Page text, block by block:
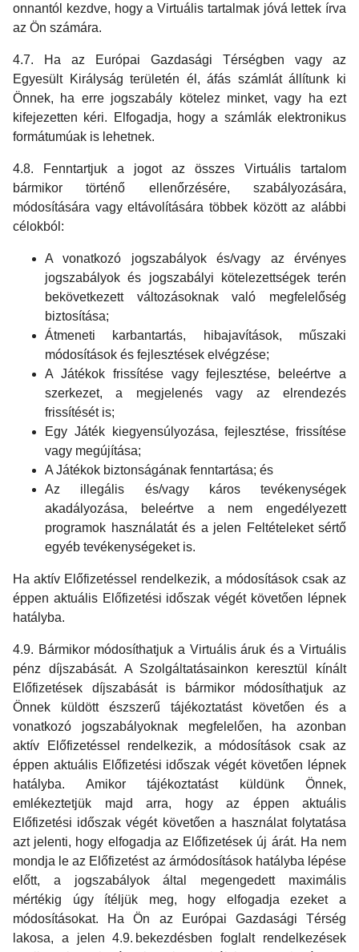
onnantól kezdve, hogy a Virtuális tartalmak jóvá lettek írva
az Ön számára.
4.7. Ha az Európai Gazdasági Térségben vagy az
Egyesült Királyság területén él, áfás számlát állítunk ki
Önnek, ha erre jogszabály kötelez minket, vagy ha ezt
kifejezetten kéri. Elfogadja, hogy a számlák elektronikus
formátumúak is lehetnek.
4.8. Fenntartjuk a jogot az összes Virtuális tartalom
bármikor történő ellenőrzésére, szabályozására,
módosítására vagy eltávolítására többek között az alábbi
célokból:
A vonatkozó jogszabályok és/vagy az érvényes
jogszabályok és jogszabályi kötelezettségek terén
bekövetkezett változásoknak való megfelelőség
biztosítása;
Átmeneti karbantartás, hibajavítások, műszaki
módosítások és fejlesztések elvégzése;
A Játékok frissítése vagy fejlesztése, beleértve a
szerkezet, a megjelenés vagy az elrendezés
frissítését is;
Egy Játék kiegyensúlyozása, fejlesztése, frissítése
vagy megújítása;
A Játékok biztonságának fenntartása; és
Az illegális és/vagy káros tevékenységek
akadályozása, beleértve a nem engedélyezett
programok használatát és a jelen Feltételeket sértő
egyéb tevékenységeket is.
Ha aktív Előfizetéssel rendelkezik, a módosítások csak az
éppen aktuális Előfizetési időszak végét követően lépnek
hatályba.
4.9. Bármikor módosíthatjuk a Virtuális áruk és a Virtuális
pénz díjszabását. A Szolgáltatásainkon keresztül kínált
Előfizetések díjszabását is bármikor módosíthatjuk az
Önnek küldött észszerű tájékoztatást követően és a
vonatkozó jogszabályoknak megfelelően, ha azonban
aktív Előfizetéssel rendelkezik, a módosítások csak az
éppen aktuális Előfizetési időszak végét követően lépnek
hatályba. Amikor tájékoztatást küldünk Önnek,
emlékeztetjük majd arra, hogy az éppen aktuális
Előfizetési időszak végét követően a használat folytatása
azt jelenti, hogy elfogadja az Előfizetések új árát. Ha nem
mondja le az Előfizetést az ármódosítások hatályba lépése
előtt, a jogszabályok által megengedett maximális
mértékig úgy ítéljük meg, hogy elfogadja ezeket a
módosításokat. Ha Ön az Európai Gazdasági Térség
lakosa, a jelen 4.9. bekezdésben foglalt rendelkezések